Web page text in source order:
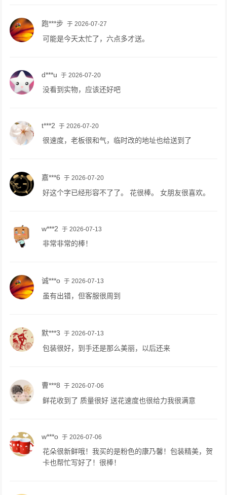
跑***步 于 2026-07-27
可能是今天太忙了，六点多才送。
d***u 于 2026-07-20
没看到实物，应该还好吧
t***2 于 2026-07-20
很速度，老板很和气，临时改的地址也给送到了
嘉***6 于 2026-07-20
好这个字已经形容不了了。 花很棒。 女朋友很喜欢。
w***2 于 2026-07-13
非常非常的棒！
诚***o 于 2026-07-13
虽有出错，但客服很周到
默***3 于 2026-07-13
包装很好，到手还是那么美丽，以后还来
曹***8 于 2026-07-06
鲜花收到了 质量很好 送花速度也很给力我很满意
w***o 于 2026-07-06
花朵很新鲜哦！我买的是粉色的康乃馨！包装精美，贺
卡也帮忙写好了！很棒！